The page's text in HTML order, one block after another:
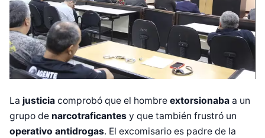
La justicia comprobó que el hombre extorsionaba a un
grupo de narcotraficantes y que también frustró un
operativo antidrogas. El excomisario es padre de la